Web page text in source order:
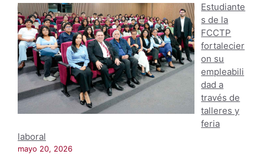
Estudiante
s de la
FCCTP
fortalecier
on su
empleabili
dad a
través de
talleres y
feria
laboral
mayo 20, 2026